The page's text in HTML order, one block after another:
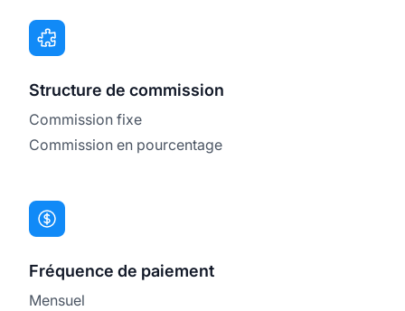
Structure de commission
Commission fixe
Commission en pourcentage
Fréquence de paiement
Mensuel